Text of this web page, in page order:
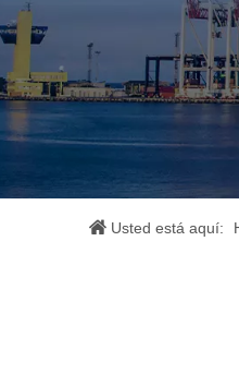
Usted está aquí: